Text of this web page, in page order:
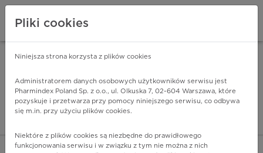
Pharmindex - lider
ZALOGUJ SIĘ
Pliki cookies
Niniejsza strona korzysta z plików cookies
Administratorem danych osobowych użytkowników serwisu jest
Pharmindex Poland Sp. z o.o., ul. Olkuska 7, 02-604 Warszawa, które
pozyskuje i przetwarza przy pomocy niniejszego serwisu, co odbywa
się m.in. przy użyciu plików cookies.
Niektóre z plików cookies są niezbędne do prawidłowego
funkcjonowania serwisu i w związku z tym nie można z nich
ZA DARMO - w Google Play INSTALUJ